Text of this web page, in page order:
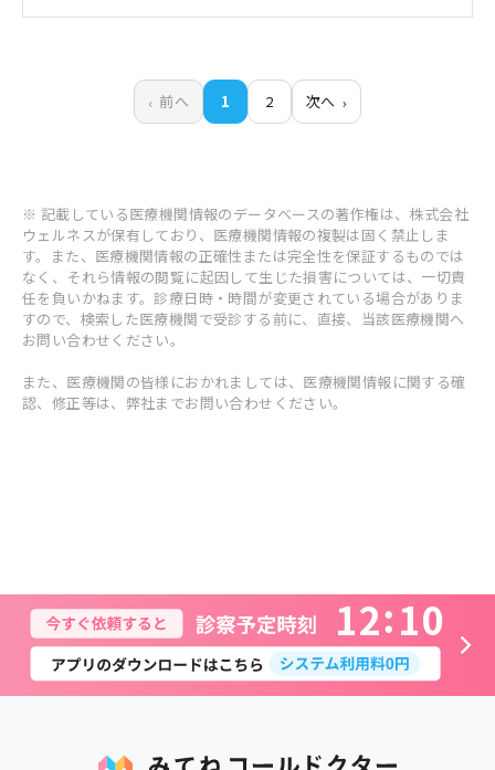
前へ 1 2 次へ
※ 記載している医療機関情報のデータベースの著作権は、株式会社
ウェルネスが保有しており、医療機関情報の複製は固く禁止しま
す。また、医療機関情報の正確性または完全性を保証するものでは
なく、それら情報の閲覧に起因して生じた損害については、一切責
任を負いかねます。診療日時・時間が変更されている場合がありま
すので、検索した医療機関で受診する前に、直接、当該医療機関へ
お問い合わせください。
また、医療機関の皆様におかれましては、医療機関情報に関する確
認、修正等は、弊社までお問い合わせください。
12 10